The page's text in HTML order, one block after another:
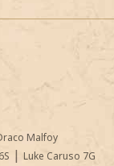
Malfoy
| Luke Caruso 7G